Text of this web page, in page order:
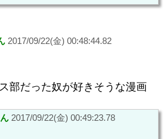
2017/09/22(金) 00:48:44.82
部だった奴が好きそうな漫画
2017/09/22(金) 00:49:23.78